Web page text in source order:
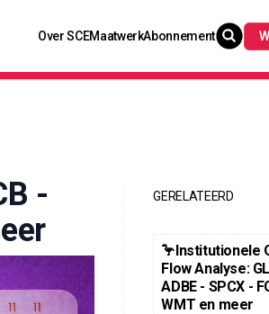
Over SCEMaatwerkAbonnement
-
GERELATEERD
🦩Institutionele
Flow Analyse:
ADBE - SPCX -
WMT en meer